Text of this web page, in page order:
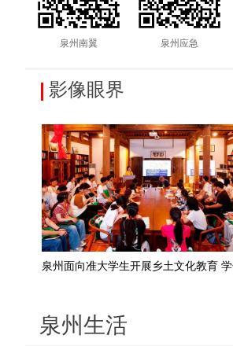
泉州南翼 泉州应急
影像眼界
泉州生活